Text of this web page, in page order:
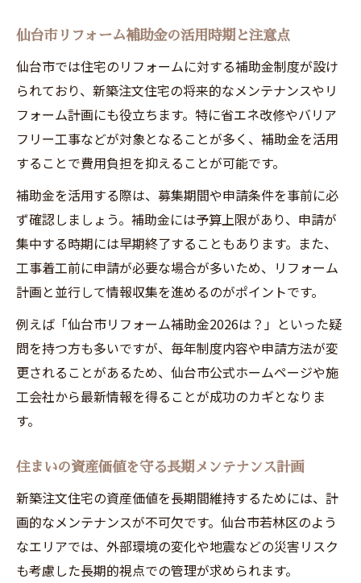
仙台市リフォーム補助金の活用時期と注意点
仙台市では住宅のリフォームに対する補助金制度が設け
られており、新築注文住宅の将来的なメンテナンスやリ
フォーム計画にも役立ちます。特に省エネ改修やバリア
フリー工事などが対象となることが多く、補助金を活用
することで費用負担を抑えることが可能です。
補助金を活用する際は、募集期間や申請条件を事前に必
ず確認しましょう。補助金には予算上限があり、申請が
集中する時期には早期終了することもあります。また、
工事着工前に申請が必要な場合が多いため、リフォーム
計画と並行して情報収集を進めるのがポイントです。
例えば「仙台市リフォーム補助金2026は？」といった疑
問を持つ方も多いですが、毎年制度内容や申請方法が変
更されることがあるため、仙台市公式ホームページや施
工会社から最新情報を得ることが成功のカギとなりま
す。
住まいの資産価値を守る長期メンテナンス計画
新築注文住宅の資産価値を長期間維持するためには、計
画的なメンテナンスが不可欠です。仙台市若林区のよう
なエリアでは、外部環境の変化や地震などの災害リスク
も考慮した長期的視点での管理が求められます。